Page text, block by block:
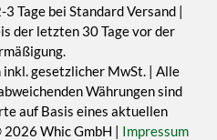
Tage bei Standard Versand |
der letzten 30 Tage vor der
gesetzlicher MwSt. | Alle
Währungen sind
auf Basis eines aktuellen
Whic GmbH | Impressum